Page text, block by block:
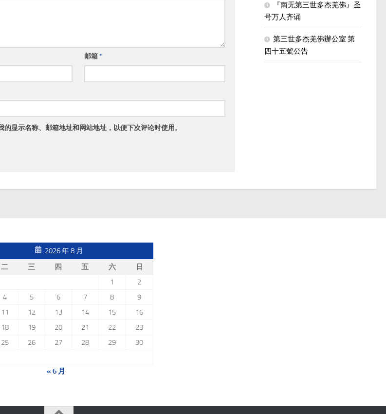
邮箱*
的显示名称、邮箱地址和网站地址，以便下次评论时使用。
『南无第三世多杰羌佛』圣
号万人齐诵
第三世多杰羌佛辦公室 第
四十五號公告
2026 年 8 月
二 三 四 五 六
日
1
2
4 5 6 7 8
9
11 12 13 14 15
16
18 19 20 21 22
23
25 26 27 28 29
30
« 6 月